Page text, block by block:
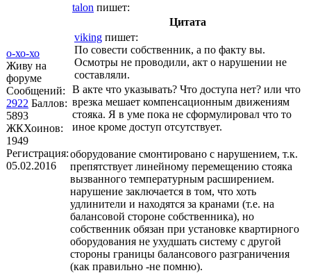
о-хо-хо
Живу на
форуме
Сообщений:
2922 Баллов:
5893
ЖКХоинов:
1949
Регистрация:
05.02.2016
talon пишет:
Цитата
viking пишет:
По совести собственник, а по факту вы.
Осмотры не проводили, акт о нарушении не
составляли.
В акте что указывать? Что доступа нет? или что
врезка мешает компенсационным движениям
стояка. Я в уме пока не сформулировал что то
иное кроме доступ отсутствует.
оборудование смонтировано с нарушением, т.к.
препятствует линейному перемещению стояка
вызванного температурным расширением.
нарушение заключается в том, что хоть
удлинители и находятся за кранами (т.е. на
балансовой стороне собственника), но
собственник обязан при установке квартирного
оборудования не ухудшать систему с другой
стороны границы балансового разграничения
(как правильно -не помню).